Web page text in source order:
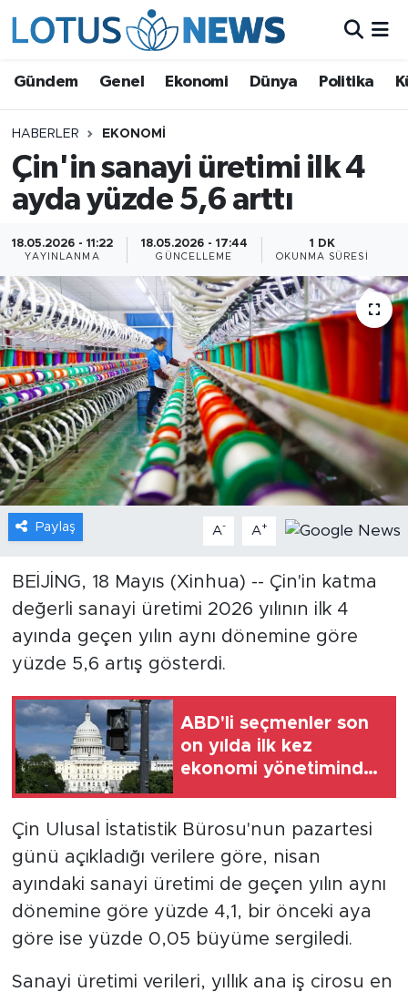
Gündem Genel Ekonomi Dünya Politika
HABERLER EKONOMI
Çin'in sanayi üretimi ilk 4
ayda yüzde 5,6 arttı
18.05.2026 - 11:22
YAYINLANMA
18.05.2026 - 17:44
GÜNCELLEME
1 DK
OKUNMA SÜRESI
Paylaş A- A+
BEİJİNG, 18 Mayıs (Xinhua) -- Çin'in katma
değerli sanayi üretimi 2026 yılının ilk 4
ayında geçen yılın aynı dönemine göre
yüzde 5,6 artış gösterdi.
ABD'li seçmenler son
on yılda ilk kez
ekonomi yönetiminde
daha başarılı buluyor
Çin Ulusal İstatistik Bürosu'nun pazartesi
günü açıkladığı verilere göre, nisan
ayındaki sanayi üretimi de geçen yılın aynı
dönemine göre yüzde 4,1, bir önceki aya
göre ise yüzde 0,05 büyüme sergiledi.
Sanayi üretimi verileri, yıllık ana iş cirosu en
Ekonomi
Dünya
Politika
Kültür - Sanat ve Tarih
Yaşam
Bilim ve Teknoloji
Çin Fuarları
Gündem
Video
Sağlık
Foto Haber
Xinhua
Xinhua Türkiye
Seyahat